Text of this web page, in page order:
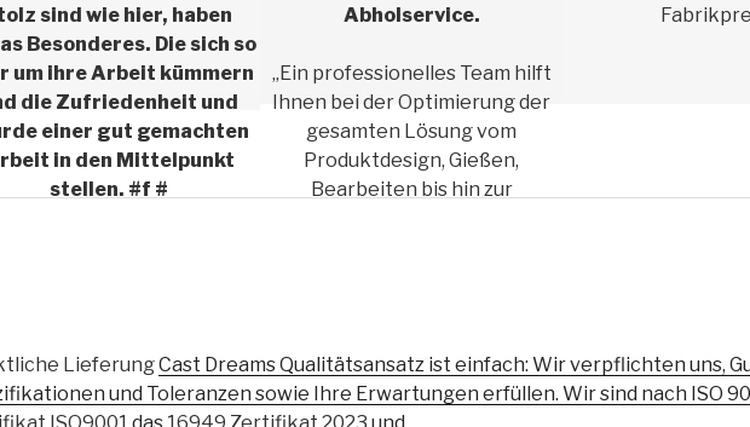
sind wie hier, haben
Besonderes. Die sich so
um ihre Arbeit kümmern
die Zufriedenheit und
einer gut gemachten
in den Mittelpunkt
stellen. #f #
Abholservice.
„Ein professionelles Team hilft
Ihnen bei der Optimierung der
gesamten Lösung vom
Produktdesign, Gießen,
Bearbeiten bis hin zur
LieferungCast Dreams Qualitätsansatz ist einfach: Wir verpflichten uns,
und Toleranzen sowie Ihre Erwartungen erfüllen. Wir sind nach ISO